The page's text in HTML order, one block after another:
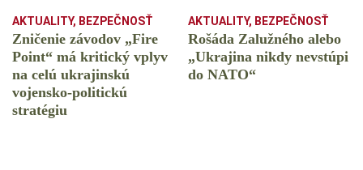
AKTUALITY, BEZPEČNOSŤ
Zničenie závodov „Fire
Point“ má kritický vplyv
na celú ukrajinskú
vojensko-politickú
stratégiu
AKTUALITY, BEZPEČNOSŤ
Rošáda Zalužného alebo
„Ukrajina nikdy nevstúpi
do NATO“